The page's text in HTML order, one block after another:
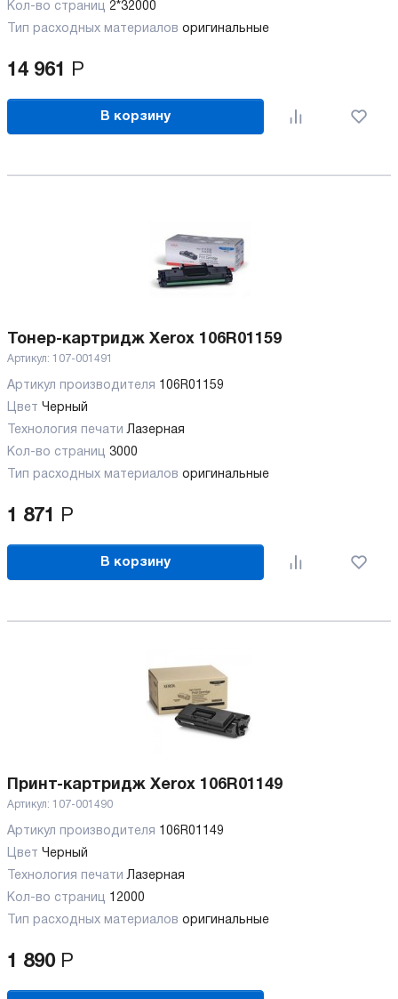
Кол-во страниц 2*32000
Тип расходных материалов оригинальные
14 961 Р
В корзину
Тонер-картридж Xerox 106R01159
Артикул: 107-001491
Артикул производителя
106R01159
Цвет Черный
Технология печатиЛазерная
Кол-во страниц 3000
Тип расходных материалов оригинальные
1 871 Р
В корзину
Принт-картридж Xerox 106R01149
Артикул: 107-001490
Артикул производителя
106R01149
Цвет Черный
Технология печатиЛазерная
Кол-во страниц 12000
Тип расходных материалов оригинальные
1 890 Р